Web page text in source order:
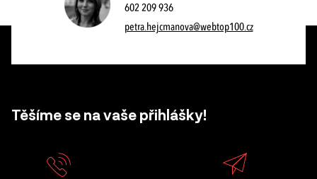
602 209 936
petra.hejcmanova@webtop100.cz
Těšíme se na vaše přihlášky!